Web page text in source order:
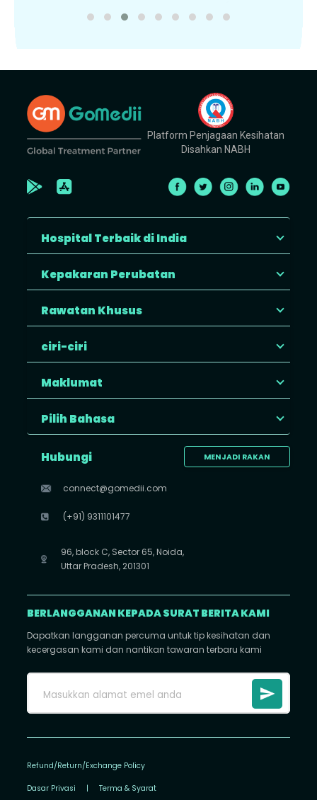
Platform Penjagaan Kesihatan
Disahkan NABH
Hospital Terbaik di India
Kepakaran Perubatan
Rawatan Khusus
ciri-ciri
Maklumat
Pilih Bahasa
MENJADI RAKAN
Hubungi
connect@gomedii.com
(+91) 9311101477
96, block C, Sector 65, Noida,
Uttar Pradesh, 201301
BERLANGGANAN KEPADA SURAT BERITA KAMI
Dapatkan langganan percuma untuk tip kesihatan dan
kecergasan kami dan nantikan tawaran terbaru kami
Refund/Return/Exchange Policy
Dasar Privasi | Terma & Syarat